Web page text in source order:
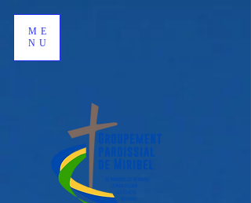
ME
NU